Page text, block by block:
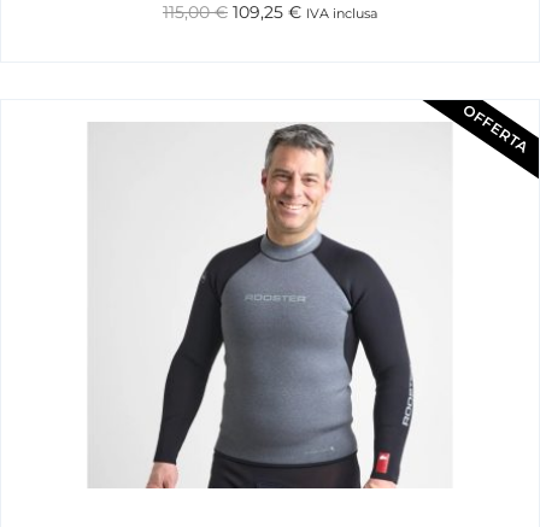
115,00€ 109,25 € IVA inclusa
OFFERTA